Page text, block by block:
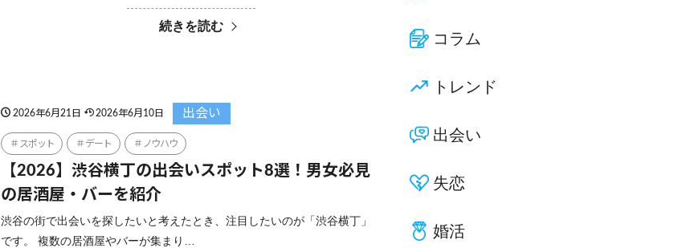
続きを読む
2026年6月21日 2026年6月10日 出会い
スポット デート ノウハウ
【2026】渋谷横丁の出会いスポット8選！男女必見
の居酒屋・バーを紹介
渋谷の街で出会いを探したいと考えたとき、注目したいのが「渋谷横丁」
です。 複数の居酒屋やバーが集まり…
コラム
トレンド
出会い
失恋
婚活